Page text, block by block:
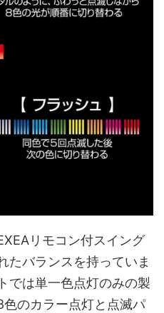
リモコン付スイング
たバランスを持っていま
では単一色点灯のみの製
のカラー点灯と点滅パ